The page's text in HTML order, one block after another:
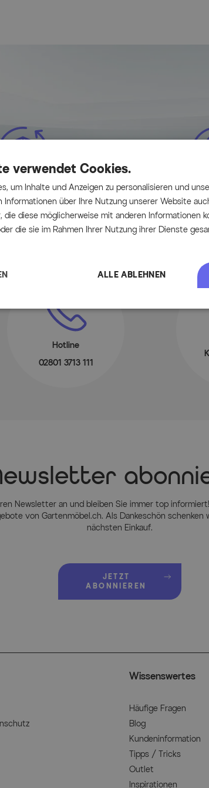
Rückgaberecht
ohne Zusatzkosten
Woanders
Hotline
02801 3713 111
Newsletter an und bleiben Sie immer top
von Gartenmöbel.ch. Als Dankeschön schenken
nächsten Einkauf.
JETZT
ABONNIEREN
Wissenswertes
Häufige Fragen
Blog
Kundeninformation
Tipps / Tricks
Outlet
Inspirationen
verwendet Cookies.
um Inhalte und Anzeigen zu personalisieren und
Informationen über Ihre Nutzung unserer Website
diese möglicherweise mit anderen Informationen
die sie im Rahmen Ihrer Nutzung ihrer Dienste
ALLE ABLEHNEN